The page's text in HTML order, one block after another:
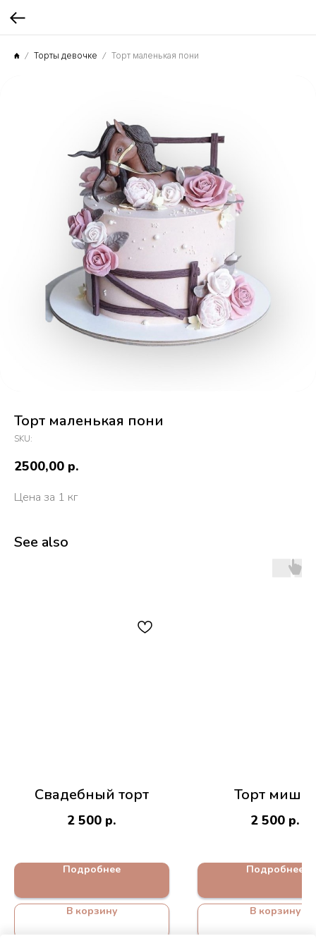
Торты девочке Торт маленькая пони
Торт маленькая пони
SKU:
2500,00 р.
Цена за 1 кг
See also
Свадебный торт
2 500 р.
Подробнее
В корзину
Торт мишка
2 500 р.
Подробнее
В корзину